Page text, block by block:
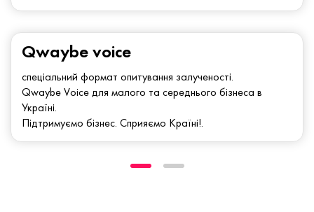
Qwaybe voice
спеціальний формат опитування залученості.
Qwaybe Voice для малого та середнього бізнеса в
Україні.
Підтримуємо бізнес. Сприяємо Країні!.